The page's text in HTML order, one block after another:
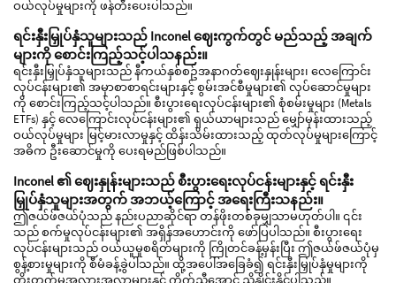
ဝယ်လုပ်မှုများကို ဖန်တီးပေးပါသည်။
ရင်းနှီးမြှုပ်နှံသူများသည် Inconel ဈေးကွက်တွင် မည်သည့် အချက်
များကို စောင်းကြည့်သင့်ပါသနည်း။
ရင်းနှီးမြှုပ်နှံသူများသည် နီကယ်နှစ်စဥ်အနာဂတ်ဈေးနှုန်းများ၊ လေကြောင်း
လုပ်ငန်းများ၏ အမှာစာစာရင်းများနှင့် စွမ်းအင်စီမှုများ၏ လုပ်ဆောင်မှုများ
ကို စောင်းကြည့်သင့်ပါသည်။ စီးပွားရေးလုပ်ငန်းများ၏ စုံစမ်းမှုများ (Metals
ETFs) နှင့် လေကြောင်းလုပ်ငန်းများ၏ ရှယ်ယာများသည် မျှော်မှန်းထားသည့်
ဝယ်လုပ်မှုများ မြင့်မားလာမှုနှင့် ထိန်းသိမ်းထားသည့် ထုတ်လုပ်မှုများကြောင့်
အဓိက ဦးဆောင်မှုကို ပေးရမည်ဖြစ်ပါသည်။
Inconel ၏ ဈေးနှုန်းများသည် စီးပွားရေးလုပ်ငန်းများနှင့် ရင်းနှီး
မြှုပ်နှံသူများအတွက် အဘယ့်ကြောင့် အရေးကြီးသနည်း။
ဤဇယ်ဖ်ဇယ်ပုံသည် နည်းပညာဆိုင်ရာ တန်ဖိုးတစ်ခုမျှသာမဟုတ်ပါ။ ၎င်း
သည် စက်မှုလုပ်ငန်းများ၏ အရှိန်အဟောင်းကို ဖော်ပြပါသည်။ စီးပွားရေး
လုပ်ငန်းများသည် ဝယ်ယူမှုစရိတ်များကို ကြိုတင်ခန့်မှန်းပြီး ဤဇယ်ဖ်ဇယ်ပုံမှ
စွန့်စားမှုများကို စီမံခန့်ခွဲပါသည်။ ထို့အပေါ်အခြေခံ၍ ရင်းနှီးမြှုပ်နှံမှုများကို
တိုးတက်မှုအလားအလာများနှင့် ကိုက်ညီအောင် ညှိနှိုင်းနိုင်ပါသည်။